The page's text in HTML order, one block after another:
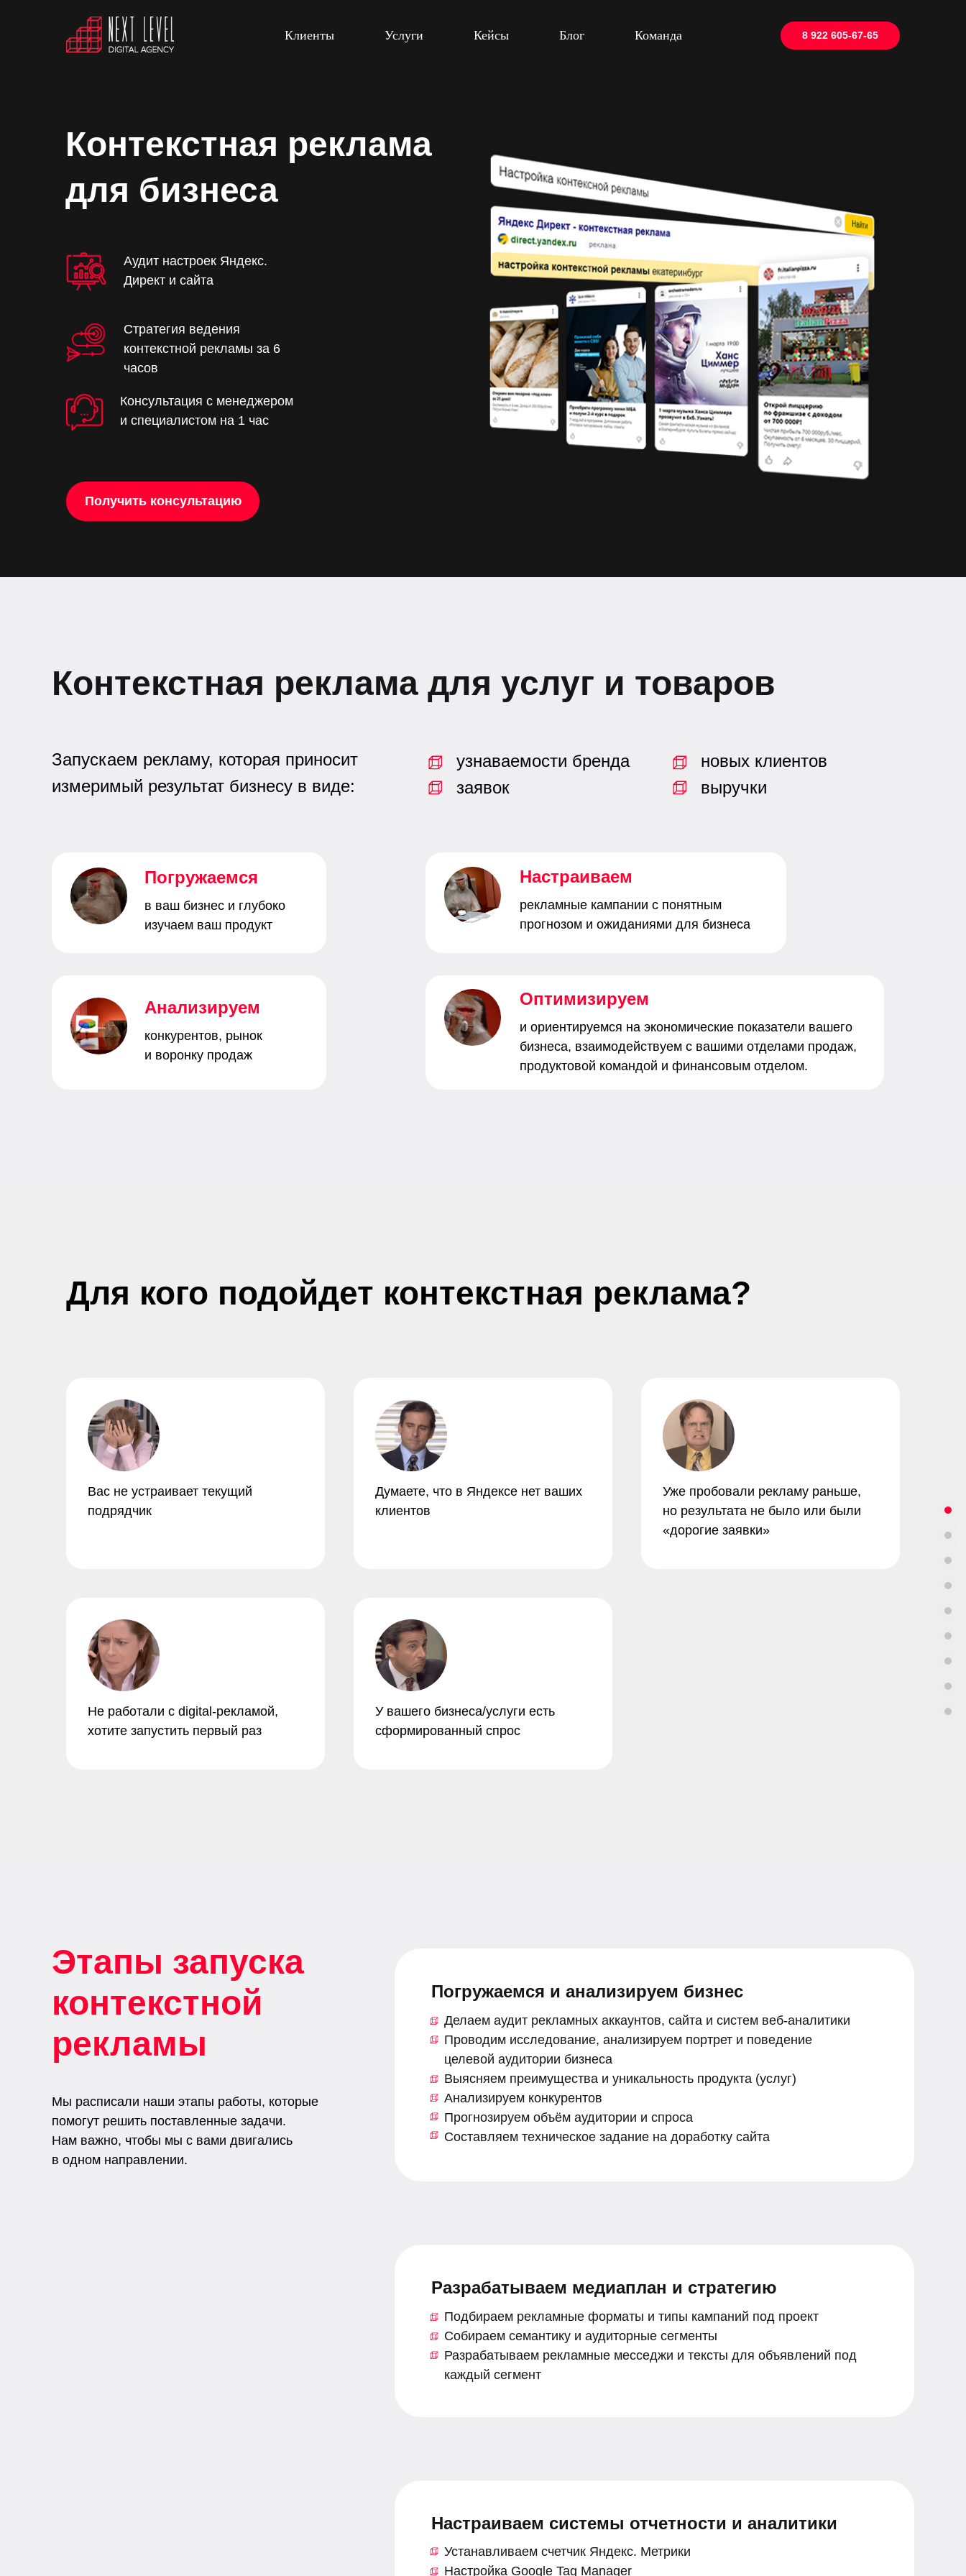
Клиенты Услуги Кейсы Блог Команда 8 922 605-67-65
Аудит настроек Яндекс.
Директ и сайта
Стратегия ведения
контекстной рекламы за 6
часов
Консультация с менеджером
и специалистом на 1 час
Контекстная реклама
для бизнеса
Получить консультацию
Анализируем
конкурентов, рынок
и воронку продаж
Погружаемся
в ваш бизнес и глубоко
изучаем ваш продукт
Настраиваем
рекламные кампании с понятным
прогнозом и ожиданиями для бизнеса
Оптимизируем
и ориентируемся на экономические показатели вашего
бизнеса, взаимодействуем с вашими отделами продаж,
продуктовой командой и финансовым отделом.
Контекстная реклама для услуг и товаров
Запускаем рекламу, которая приносит
измеримый результат бизнесу в виде:
заявок
узнаваемости бренда
выручки
новых клиентов
Для кого подойдет контекстная реклама?
Вас не устраивает текущий
подрядчик
Думаете, что в Яндексе нет ваших
клиентов
Уже пробовали рекламу раньше,
но результата не было или были
«дорогие заявки»
Не работали с digital-рекламой,
хотите запустить первый раз
У вашего бизнеса/услуги есть
сформированный спрос
Погружаемся и анализируем бизнес
Делаем аудит рекламных аккаунтов, сайта и систем веб-аналитики
Проводим исследование, анализируем портрет и поведение
целевой аудитории бизнеса
Выясняем преимущества и уникальность продукта (услуг)
Анализируем конкурентов
Прогнозируем объём аудитории и спроса
Составляем техническое задание на доработку сайта
Настраиваем системы отчетности и аналитики
Устанавливаем счетчик Яндекс. Метрики
Настройка Google Tag Manager
Разрабатываем медиаплан и стратегию
Подбираем рекламные форматы и типы кампаний под проект
Собираем семантику и аудиторные сегменты
Разрабатываем рекламные месседжи и тексты для объявлений под
каждый сегмент
Этапы запуска
контекстной
рекламы
Мы расписали наши этапы работы, которые
помогут решить поставленные задачи.
Нам важно, чтобы мы с вами двигались
в одном направлении.